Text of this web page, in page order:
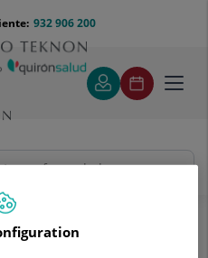
932 906 200
Muñoz Aguiar